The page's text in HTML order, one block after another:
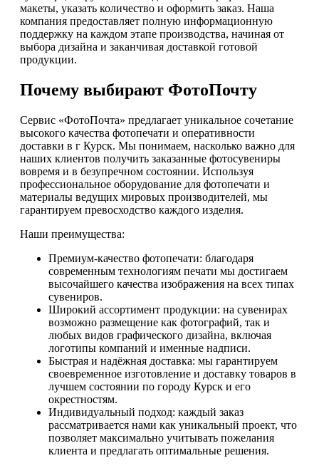
макеты, указать количество и оформить заказ. Наша
компания предоставляет полную информационную
поддержку на каждом этапе производства, начиная от
выбора дизайна и заканчивая доставкой готовой
продукции.
Почему выбирают ФотоПочту
Сервис «ФотоПочта» предлагает уникальное сочетание
высокого качества фотопечати и оперативности
доставки в г Курск. Мы понимаем, насколько важно для
наших клиентов получить заказанные фотосувениры
вовремя и в безупречном состоянии. Используя
профессиональное оборудование для фотопечати и
материалы ведущих мировых производителей, мы
гарантируем превосходство каждого изделия.
Наши преимущества:
Премиум-качество фотопечати: благодаря
современным технологиям печати мы достигаем
высочайшего качества изображения на всех типах
сувениров.
Широкий ассортимент продукции: на сувенирах
возможно размещение как фотографий, так и
любых видов графического дизайна, включая
логотипы компаний и именные надписи.
Быстрая и надёжная доставка: мы гарантируем
своевременное изготовление и доставку товаров в
лучшем состоянии по городу Курск и его
окрестностям.
Индивидуальный подход: каждый заказ
рассматривается нами как уникальный проект, что
позволяет максимально учитывать пожелания
клиента и предлагать оптимальные решения.